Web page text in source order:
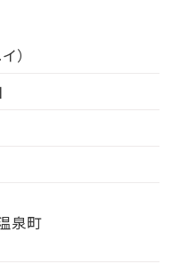
）
泉町